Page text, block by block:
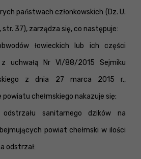
państwach członkowskich (Dz. U.
str. 37), zarządza się, co następuje:
łowieckich lub ich części
uchwałą Nr VI/88/2015 Sejmiku
z dnia 27 marca 2015 r.,
chełmskiego nakazuje się:
odstrzału sanitarnego dzików na
powiat chełmski w ilości
odstrzał: